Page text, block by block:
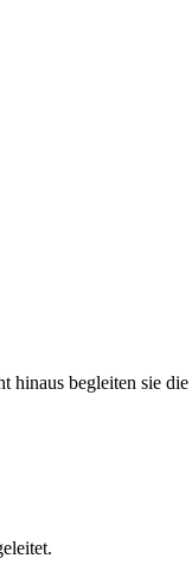
hinaus begleiten sie